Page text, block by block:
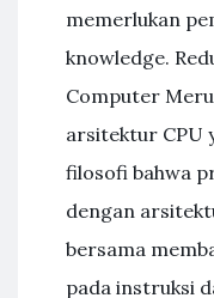
memerlukan
knowledge.
Computer
arsitektur CPU
filosofi bahwa
dengan
bersama
pada instruksi